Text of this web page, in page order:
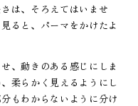
は、そろえてはいませ
ると、パーマをかけたよ
、動きのある感じにしま
柔らかく見えるようにし
もわからないように分け